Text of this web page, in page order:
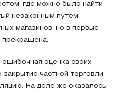
где можно было найти
незаконным путем.
магазинов, но в первые
прекращена.
оценка своих
закрытие частной торговли
На деле же оказалось